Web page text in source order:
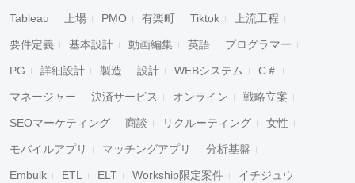
Tableau 上場 PMO 有楽町 Tiktok 上流工程
要件定義 基本設計 動画編集 英語 プログラマー
PG 詳細設計 製造 設計 WEBシステム C＃
マネージャー 決済サービス オンライン 戦略立案
SEOマーケティング 商談 リクルーティング 女性
モバイルアプリ マッチングアプリ 分析基盤
Embulk ETL ELT Workship限定案件 イチジュウ